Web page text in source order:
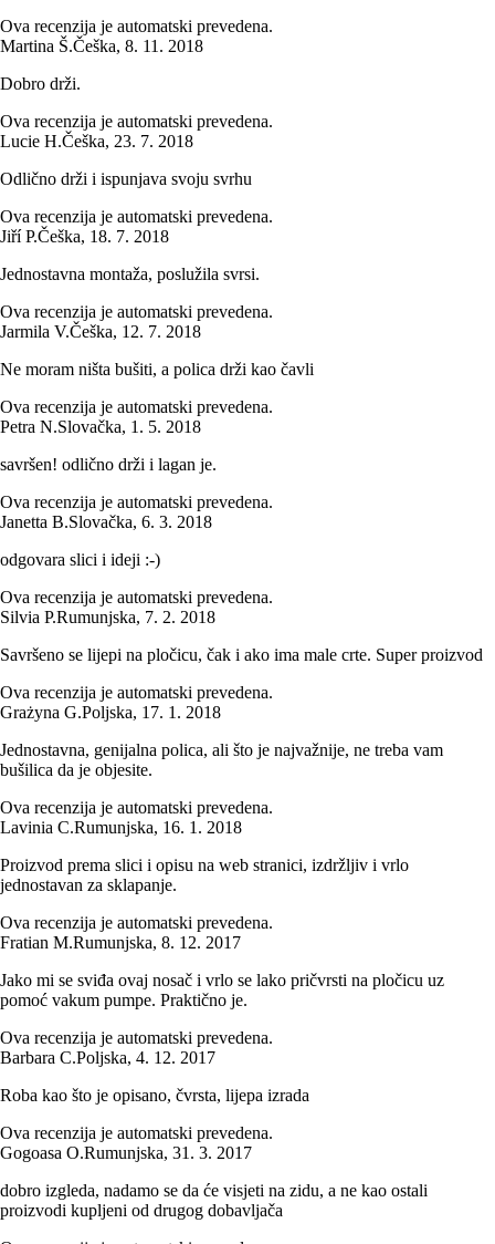
Ova recenzija je automatski prevedena.
Martina Š.Češka, 8. 11. 2018
Dobro drži.
Ova recenzija je automatski prevedena.
Lucie H.Češka, 23. 7. 2018
Odlično drži i ispunjava svoju svrhu
Ova recenzija je automatski prevedena.
Jiří P.Češka, 18. 7. 2018
Jednostavna montaža, poslužila svrsi.
Ova recenzija je automatski prevedena.
Jarmila V.Češka, 12. 7. 2018
Ne moram ništa bušiti, a polica drži kao čavli
Ova recenzija je automatski prevedena.
Petra N.Slovačka, 1. 5. 2018
savršen! odlično drži i lagan je.
Ova recenzija je automatski prevedena.
Janetta B.Slovačka, 6. 3. 2018
odgovara slici i ideji :-)
Ova recenzija je automatski prevedena.
Silvia P.Rumunjska, 7. 2. 2018
Savršeno se lijepi na pločicu, čak i ako ima male crte. Super proizvod
Ova recenzija je automatski prevedena.
Grażyna G.Poljska, 17. 1. 2018
Jednostavna, genijalna polica, ali što je najvažnije, ne treba vam
bušilica da je objesite.
Ova recenzija je automatski prevedena.
Lavinia C.Rumunjska, 16. 1. 2018
Proizvod prema slici i opisu na web stranici, izdržljiv i vrlo
jednostavan za sklapanje.
Ova recenzija je automatski prevedena.
Fratian M.Rumunjska, 8. 12. 2017
Jako mi se sviđa ovaj nosač i vrlo se lako pričvrsti na pločicu uz
pomoć vakum pumpe. Praktično je.
Ova recenzija je automatski prevedena.
Barbara C.Poljska, 4. 12. 2017
Roba kao što je opisano, čvrsta, lijepa izrada
Ova recenzija je automatski prevedena.
Gogoasa O.Rumunjska, 31. 3. 2017
dobro izgleda, nadamo se da će visjeti na zidu, a ne kao ostali
proizvodi kupljeni od drugog dobavljača